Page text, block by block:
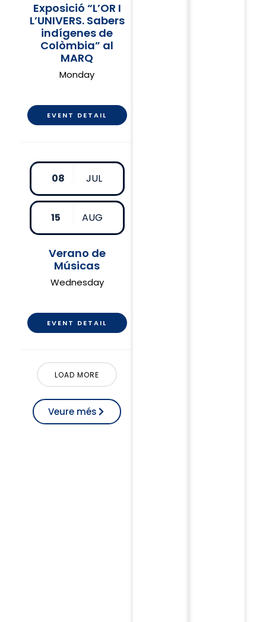
Exposició “L’OR I
L’UNIVERS. Sabers
indígenes de
Colòmbia” al
MARQ
Monday
EVENT DETAIL
08 JUL
15 AUG
Verano de
Músicas
Wednesday
EVENT DETAIL
LOAD MORE
Veure més